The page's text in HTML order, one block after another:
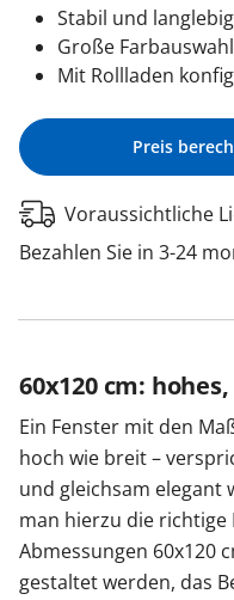
Stabil und langlebig
Große Farbauswahl
Mit Rollladen
Preis
Voraussichtliche
Bezahlen Sie in 3-24
60x120 cm:
Ein Fenster mit den
hoch wie breit –
und gleichsam elegant
man hierzu die richtige
Abmessungen 60x120
gestaltet werden, das